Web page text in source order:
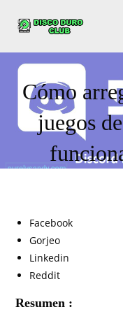
Cómo
juegos
Facebook
Gorjeo
Linkedin
Reddit
Resumen :